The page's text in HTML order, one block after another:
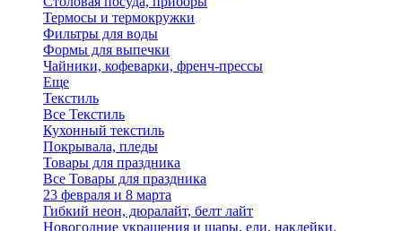
Термосы и термокружки
Фильтры для воды
Формы для выпечки
Чайники, кофеварки, френч-прессы
Еще
Текстиль
Все Текстиль
Кухонный текстиль
Покрывала, пледы
Товары для праздника
Все Товары для праздника
23 февраля и 8 марта
Гибкий неон, дюралайт, белт лайт
Новогодние украшения и шары, ели, наклейки,